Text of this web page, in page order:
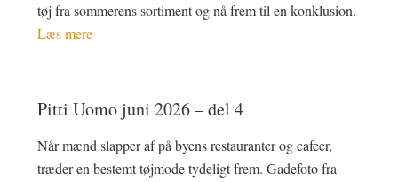
tøj fra sommerens sortiment og nå frem til en konklusion.
Læs mere
Pitti Uomo juni 2026 – del 4
Når mænd slapper af på byens restauranter og cafeer,
træder en bestemt tøjmode tydeligt frem. Gadefoto fra